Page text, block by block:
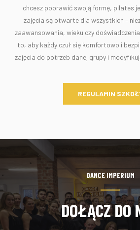
chcesz poprawić swoją formę, pilates
zajęcia są otwarte dla wszystkich –
zaawansowania, wieku czy
to, aby każdy czuł się komfortowo i
zajęcia do potrzeb danej grupy i
REGULAMIN
DANCE IMPERIUM
DOŁĄCZ DO